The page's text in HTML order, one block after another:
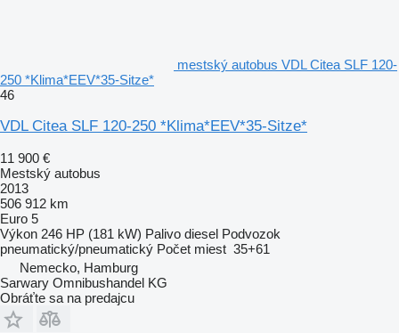
mestský autobus VDL Citea SLF 120-
250 *Klima*EEV*35-Sitze*
46
VDL Citea SLF 120-250 *Klima*EEV*35-Sitze*
11 900 €
Mestský autobus
2013
506 912 km
Euro 5
Výkon 246 HP (181 kW) Palivo diesel Podvozok
pneumatický/pneumatický Počet miest 35+61
Nemecko, Hamburg
Sarwary Omnibushandel KG
Obráťte sa na predajcu